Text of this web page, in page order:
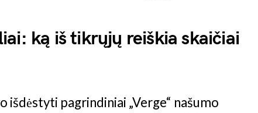
ką iš tikrųjų reiškia skaičiai
išdėstyti pagrindiniai „Verge“ našumo